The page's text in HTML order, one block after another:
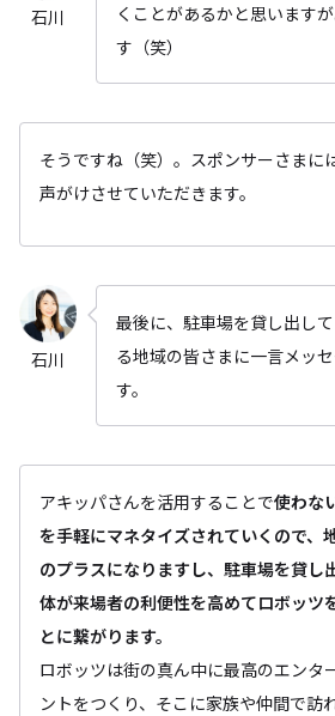
石川
くことがあるかと思います
す（笑）
そうですね（笑）。スポンサーさまに
声がけさせていただきます。
石川
最後に、駐車場を貸し出し
る地域の皆さまに一言メッ
す。
アキッパさんを活用することで使わな
を手軽にマネタイズされていくので、
のプラスになりますし、駐車場を貸し
体が来場者の利便性を高めてロボッツ
とに繋がります。
ロボッツは街の真ん中に最高のエンタ
ントをつくり、そこに家族や仲間で訪